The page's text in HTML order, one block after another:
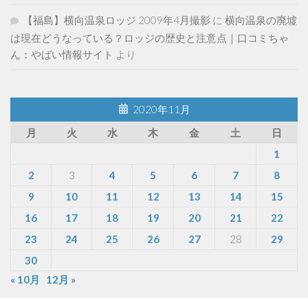
【福島】横向温泉ロッジ 2009年4月撮影 に 横向温泉の廃墟
は現在どうなっている？ロッジの歴史と注意点｜口コミちゃ
ん：やばい情報サイト より
2020年11月
月
火 水 木 金 土
日
1
2
3 4 5 6 7
8
9
10 11 12 13 14
15
16
17 18 19 20 21
22
23
24 25 26 27 28
29
30
« 10月
12月 »